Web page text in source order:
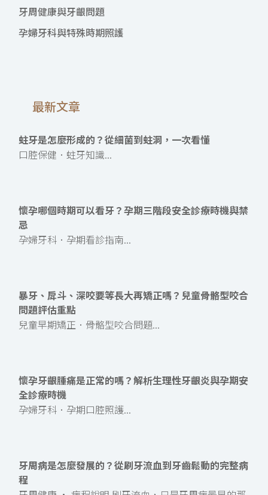
牙周健康與牙齦問題
孕婦牙科與特殊時期照護
最新文章
蛀牙是怎麼形成的？從細菌到蛀洞，一次看懂
口腔保健．蛀牙知識...
懷孕哪個時期可以看牙？孕期三階段安全診療時機與禁
忌
孕婦牙科．孕期看診指南...
暴牙、戽斗、深咬要等長大再矯正嗎？兒童骨骼型咬合
問題評估重點
兒童早期矯正．骨骼型咬合問題...
懷孕牙齦腫痛是正常的嗎？解析生理性牙齦炎與孕期安
全診療時機
孕婦牙科．孕期口腔照護...
牙周病是怎麼發展的？從刷牙流血到牙齒鬆動的完整病
程